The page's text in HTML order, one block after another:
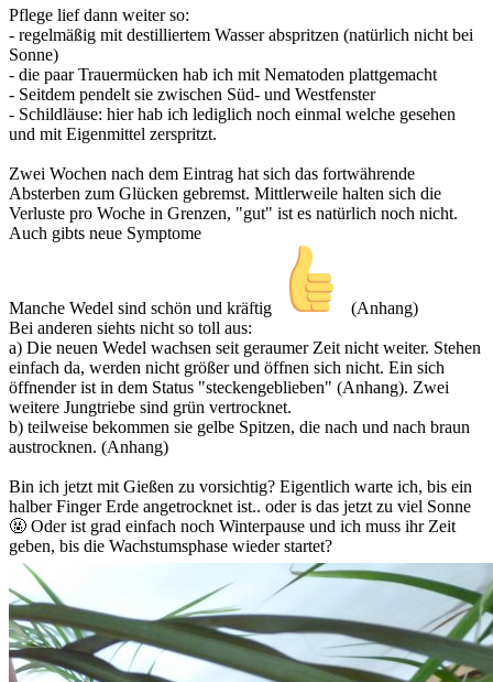
Pflege lief dann weiter so:
- regelmäßig mit destilliertem Wasser abspritzen (natürlich nicht bei
Sonne)
- die paar Trauermücken hab ich mit Nematoden plattgemacht
- Seitdem pendelt sie zwischen Süd- und Westfenster
- Schildläuse: hier hab ich lediglich noch einmal welche gesehen
und mit Eigenmittel zerspritzt.
Zwei Wochen nach dem Eintrag hat sich das fortwährende
Absterben zum Glücken gebremst. Mittlerweile halten sich die
Verluste pro Woche in Grenzen, "gut" ist es natürlich noch nicht.
Auch gibts neue Symptome
Manche Wedel sind schön und kräftig
(Anhang)
Bei anderen siehts nicht so toll aus:
a) Die neuen Wedel wachsen seit geraumer Zeit nicht weiter. Stehen
einfach da, werden nicht größer und öffnen sich nicht. Ein sich
öffnender ist in dem Status "steckengeblieben" (Anhang). Zwei
weitere Jungtriebe sind grün vertrocknet.
b) teilweise bekommen sie gelbe Spitzen, die nach und nach braun
austrocknen. (Anhang)
Bin ich jetzt mit Gießen zu vorsichtig? Eigentlich warte ich, bis ein
halber Finger Erde angetrocknet ist.. oder is das jetzt zu viel Sonne
🤬 Oder ist grad einfach noch Winterpause und ich muss ihr Zeit
geben, bis die Wachstumsphase wieder startet?